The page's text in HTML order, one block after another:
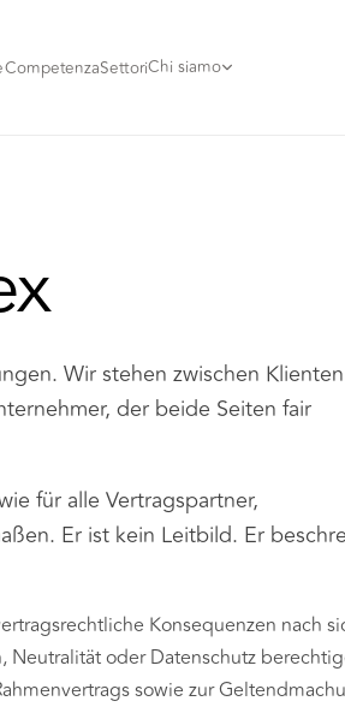
CompetenzaSettoriChi siamo
Wir stehen zwischen
der beide Seiten fair
für alle Vertragspartner,
Er ist kein Leitbild. Er
Konsequenzen nach
Neutralität oder Datenschutz
sowie zur